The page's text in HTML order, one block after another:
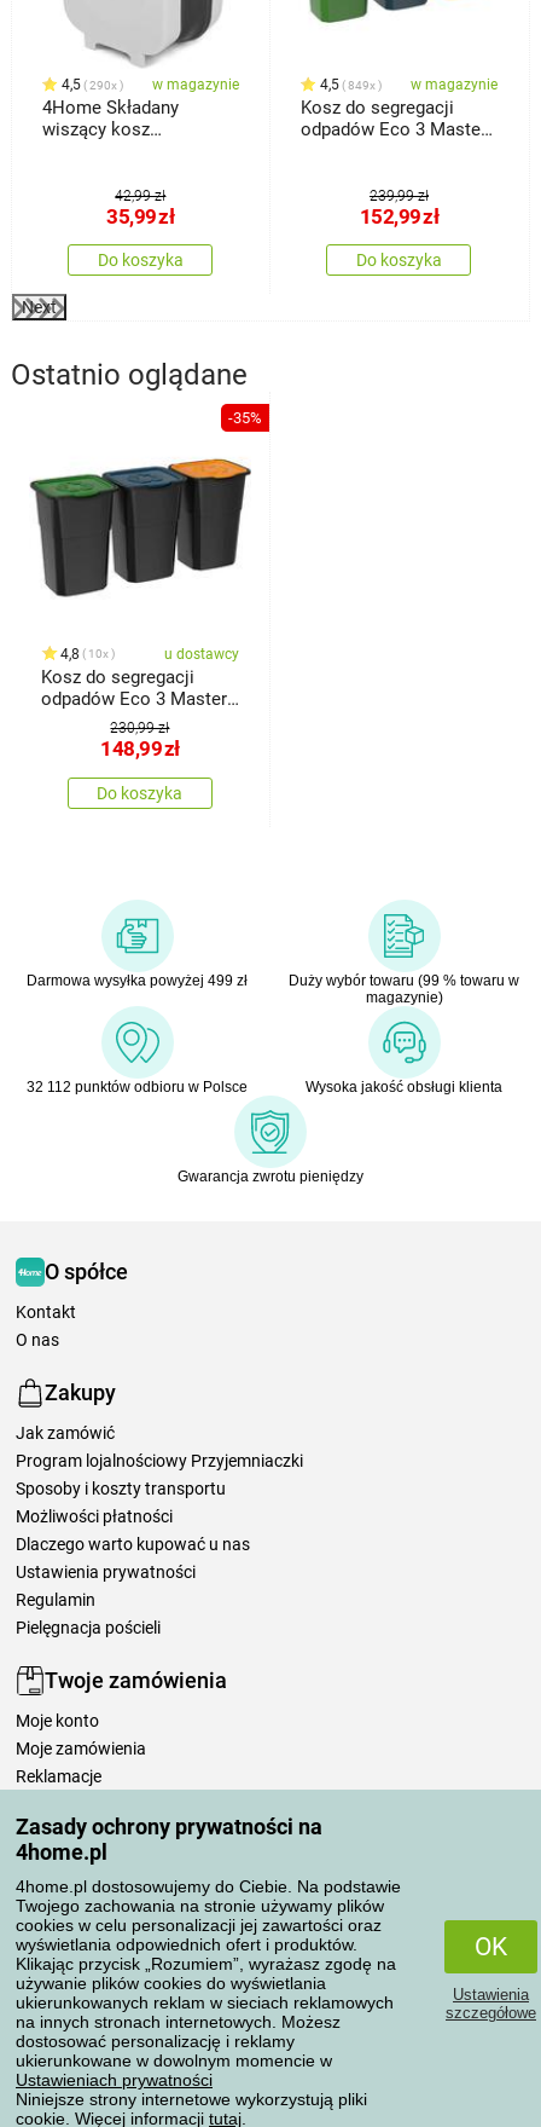
Zasady ochrony prywatności na
4home.pl
4home.pl dostosowujemy do Ciebie. Na podstawie
Twojego zachowania na stronie używamy plików
cookies w celu personalizacji jej zawartości oraz
wyświetlania odpowiednich ofert i produktów.
Klikając przycisk „Rozumiem”, wyrażasz zgodę na
używanie plików cookies do wyświetlania
ukierunkowanych reklam w sieciach reklamowych
na innych stronach internetowych. Możesz
dostosować personalizację i reklamy
ukierunkowane w dowolnym momencie w
Ustawieniach prywatności
Niniejsze strony internetowe wykorzystują pliki
cookie. Więcej informacji tutaj
OK
Ustawienia
szczegółowe
4,5 290x w magazynie
4Home Składany
wiszący kosz
42,99 zł
35,99zł
Do koszyka
4,5 849x w magazynie
Kosz do segregacji
odpadów Eco 3 Master
239,99 zł
152,99zł
Do koszyka
Next
Ostatnio oglądane
-35%
4,8 10x u dostawcy
Kosz do segregacji
odpadów Eco 3 Master
50 l BLACK, 3 szt.
230,99 zł
148,99zł
Do koszyka
Darmowa wysyłka powyżej 499 zł
Duży wybór towaru (99 % towaru w
magazynie)
32 112 punktów odbioru w Polsce Wysoka jakość obsługi klienta
Gwarancja zwrotu pieniędzy
O spółce
Kontakt
O nas
Zakupy
Jak zamówić
Program lojalnościowy Przyjemniaczki
Sposoby i koszty transportu
Możliwości płatności
Dlaczego warto kupować u nas
Ustawienia prywatności
Regulamin
Pielęgnacja pościeli
Twoje zamówienia
Moje konto
Moje zamówienia
Reklamacje
Zasady przetwarzania recenzji
Sposoby transportu
Metody płatności
Niezawodny sklep